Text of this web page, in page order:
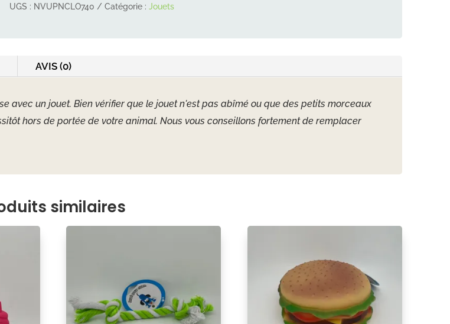
latex
UGS : NVUPNCLO740 Catégorie : Jouets
AVIS (0)
avec un jouet. Bien vérifier que le jouet n'est pas abîmé ou que des petits morceaux
hors de portée de votre animal. Nous vous conseillons fortement de remplacer
similaires